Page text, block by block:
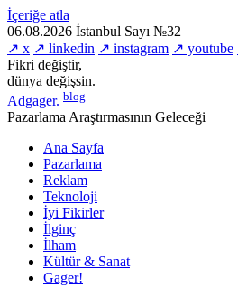
İçeriğe atla
06.08.2026 İstanbul Sayı №32
↗ x ↗ linkedin ↗ instagram ↗ youtube
Fikri değiştir,
dünya değişsin.
Adgager. blog
Pazarlama Araştırmasının Geleceği
Ana Sayfa
Pazarlama
Reklam
Teknoloji
İyi Fikirler
İlginç
İlham
Kültür & Sanat
Gager!